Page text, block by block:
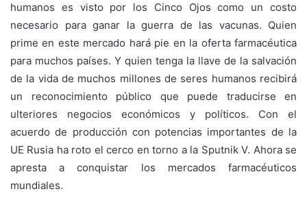
humanos es visto por los Cinco Ojos como un costo
necesario para ganar la guerra de las vacunas. Quien
prime en este mercado hará pie en la oferta farmacéutica
para muchos países. Y quien tenga la llave de la salvación
de la vida de muchos millones de seres humanos recibirá
un reconocimiento público que puede traducirse en
ulteriores negocios económicos y políticos. Con el
acuerdo de producción con potencias importantes de la
UE Rusia ha roto el cerco en torno a la Sputnik V. Ahora se
apresta a conquistar los mercados farmacéuticos
mundiales.